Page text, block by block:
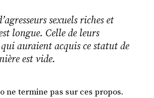
sexuels riches et
longue. Celle de leurs
auraient acquis ce statut de
est vide.
ne termine pas sur ces propos.